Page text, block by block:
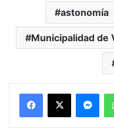
astonomía
Municipalidad de